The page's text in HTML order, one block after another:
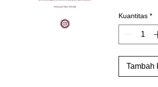
Kuantitas *
Tambah